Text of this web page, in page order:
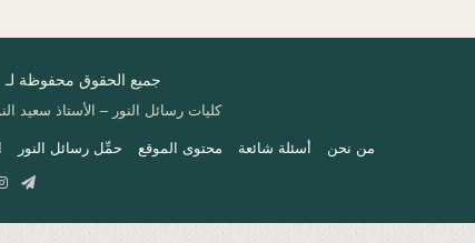
جميع الحقوق محفوظة لـ
كليات رسائل النور – الأستاذ سعيد
حمِّل رسائل النور محتوى الموقع أسئلة شائعة
من نحن
Instagram
Telegram